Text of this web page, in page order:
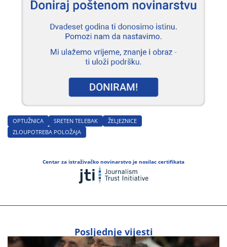
OPTUŽNICA SRETEN TELEBAK
ŽELJEZNICE
ZLOUPOTREBA POLOŽAJA
Centar za istraživačko novinarstvo je nosilac certifikata
Posljednje vijesti